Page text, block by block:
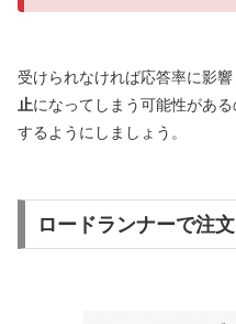
受けられなければ応答率に影響
止になってしまう可能性があ
するようにしましょう。
ロードランナーで注